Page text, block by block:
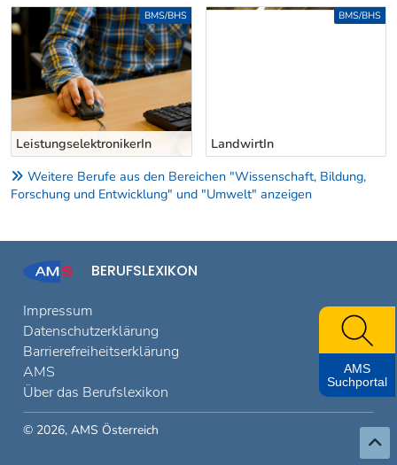
Uber weitere Berufsvorschläge
LeistungselektronikerIn
BMS/BHS
LandwirtIn
BMS/BHS
Weitere Berufe aus den Bereichen "Wissenschaft, Bildung,
Forschung und Entwicklung" und "Umwelt" anzeigen
BERUFSLEXIKON
Impressum
Datenschutzerklärung
Barrierefreiheitserklärung
AMS
Über das Berufslexikon
© 2026, AMS Österreich
AMS
Suchportal